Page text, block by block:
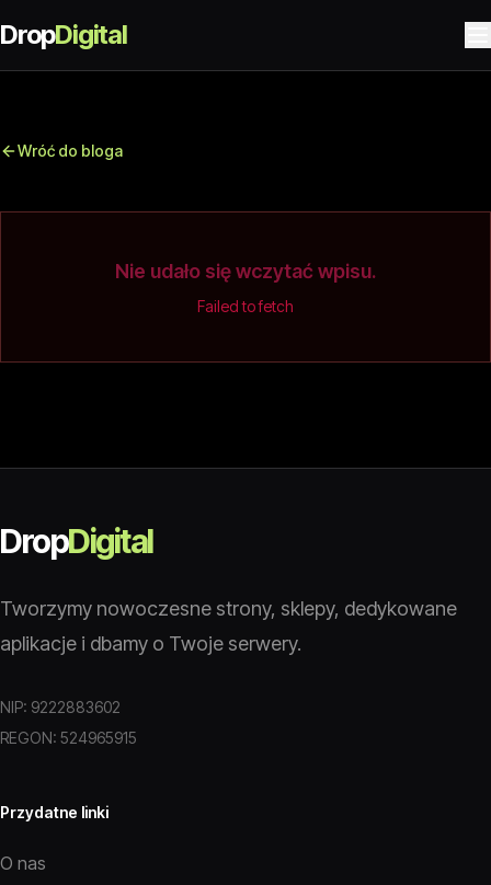
DropDigital
Wróć do bloga
Nie udało się wczytać wpisu.
Failed to fetch
DropDigital
Tworzymy nowoczesne strony, sklepy, dedykowane
aplikacje i dbamy o Twoje serwery.
NIP: 9222883602
REGON: 524965915
Przydatne linki
O nas